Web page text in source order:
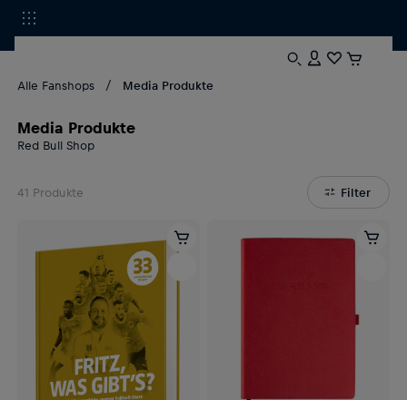
Alle Fanshops Media Produkte
Media Produkte
Red Bull Shop
Filter
41 Produkte